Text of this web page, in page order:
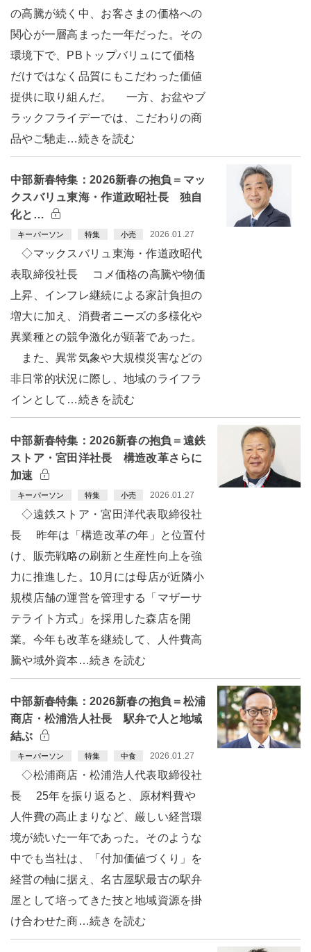
の高騰が続く中、お客さまの価格への
関心が一層高まった一年だった。その
環境下で、PBトップバリュにて価格
だけではなく品質にもこだわった価値
提供に取り組んだ。 一方、お盆やブ
ラックフライデーでは、こだわりの商
品やご馳走…続きを読む
中部新春特集：2026新春の抱負＝マッ
クスバリュ東海・作道政昭社長 独自
化と…
キーパーソン 特集 小売 2026.01.27
◇マックスバリュ東海・作道政昭代
表取締役社長 コメ価格の高騰や物価
上昇、インフレ継続による家計負担の
増大に加え、消費者ニーズの多様化や
異業種との競争激化が顕著であった。
また、異常気象や大規模災害などの
非日常的状況に際し、地域のライフラ
インとして…続きを読む
中部新春特集：2026新春の抱負＝遠鉄
ストア・宮田洋社長 構造改革さらに
加速
キーパーソン 特集 小売 2026.01.27
◇遠鉄ストア・宮田洋代表取締役社
長 昨年は「構造改革の年」と位置付
け、販売戦略の刷新と生産性向上を強
力に推進した。10月には母店が近隣小
規模店舗の運営を管理する「マザーサ
テライト方式」を採用した森店を開
業。今年も改革を継続して、人件費高
騰や域外資本…続きを読む
中部新春特集：2026新春の抱負＝松浦
商店・松浦浩人社長 駅弁で人と地域
結ぶ
キーパーソン 特集 中食 2026.01.27
◇松浦商店・松浦浩人代表取締役社
長 25年を振り返ると、原材料費や
人件費の高止まりなど、厳しい経営環
境が続いた一年であった。そのような
中でも当社は、「付加価値づくり」を
経営の軸に据え、名古屋駅最古の駅弁
屋として培ってきた技と地域資源を掛
け合わせた商…続きを読む